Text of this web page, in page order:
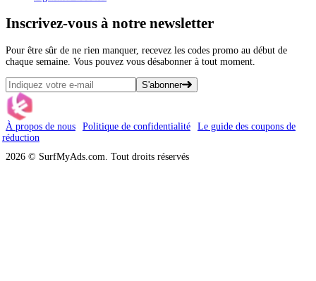
Inscrivez-vous à notre newsletter
Pour être sûr de ne rien manquer, recevez les codes promo au début de
chaque semaine. Vous pouvez vous désabonner à tout moment.
S'abonner
À propos de nous Politique de confidentialité
Le guide des coupons de
réduction
2026 © SurfMyAds.com. Tout droits réservés